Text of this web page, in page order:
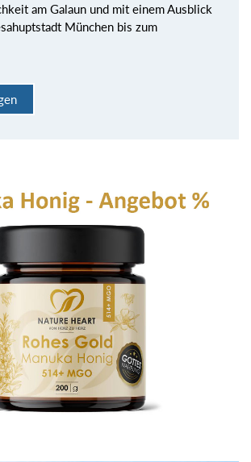
am Galaun und mit einem Ausblick
München bis zum